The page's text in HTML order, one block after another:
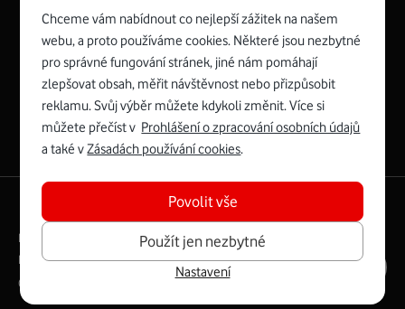
Chceme vám nabídnout co nejlepší zážitek na našem
webu, a proto používáme cookies. Některé jsou nezbytné
pro správné fungování stránek, jiné nám pomáhají
zlepšovat obsah, měřit návštěvnost nebo přizpůsobit
reklamu. Svůj výběr můžete kdykoli změnit. Více si
můžete přečíst v Prohlášení o zpracování osobních údajů
a také vZásadách používání cookies.
Použít jen nezbytné
Povolit vše
Nastavení
Spojte se s Vodafonem
Facebook
profil
X
profil
Instagram
profil
Youtube
profil
Vodafone
TV
LinkedIn
profil
English|Mapa webu
Právní podmínky
Ochrana soukromí
Digitální odpovědnost
Cookies Dokumenty
Ceník
Copyright © 2026 Vodafone Czech Republic a.s.
consultancy logo
roku
EcoVadis
Buy
Award
má
zelenou